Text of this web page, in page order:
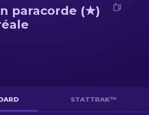
paracorde (★)
STATTRAK™